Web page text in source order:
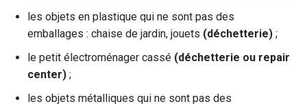
les objets en plastique qui ne sont pas des
emballages : chaise de jardin, jouets (déchetterie) ;
le petit électroménager cassé (déchetterie ou repair
center) ;
les objets métalliques qui ne sont pas des